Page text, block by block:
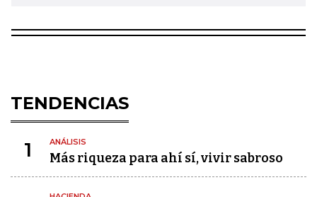
TENDENCIAS
1 ANÁLISIS
Más riqueza para ahí sí, vivir sabroso